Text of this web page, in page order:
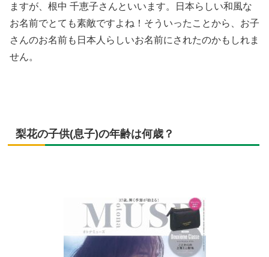
ますが、根中 千恵子さんといいます。日本らしい和風な
お名前でとても素敵ですよね！そういったことから、お子
さんのお名前も日本人らしいお名前にされたのかもしれま
せん。
梨花の子供(息子)の年齢は何歳？